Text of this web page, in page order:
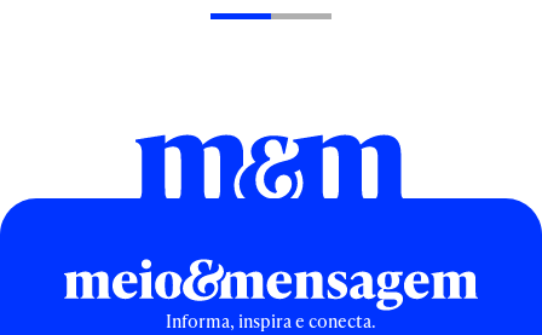
Informa, inspira e conecta.